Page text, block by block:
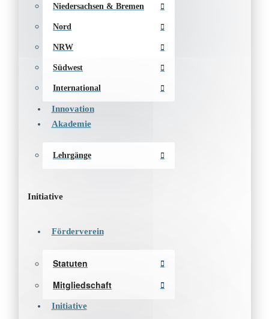
Niedersachsen & Bremen
Nord
NRW
Südwest
International
Innovation
Akademie
Lehrgänge
Initiative
Förderverein
Statuten
Mitgliedschaft
Initiative